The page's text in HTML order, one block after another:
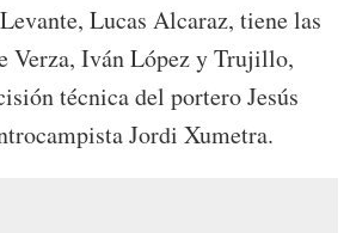
Lucas Alcaraz, tiene las
Verza, Iván López y Trujillo,
técnica del portero Jesús
Jordi Xumetra.